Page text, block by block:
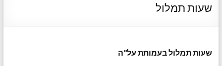
שעות תמלול
שעות תמלול בעמותת על"ה